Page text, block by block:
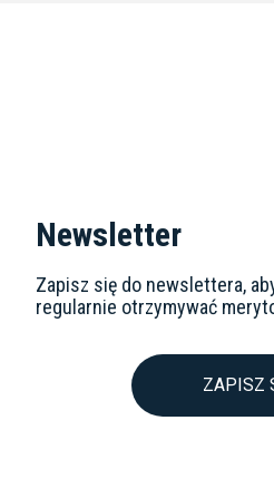
Newsletter
Zapisz się do newslettera,
regularnie otrzymywać
ZAPISZ